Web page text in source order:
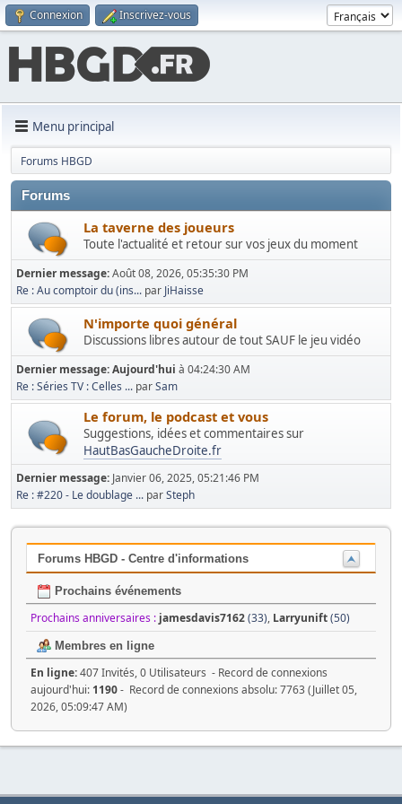
Connexion Inscrivez-vous
Menu principal
Forums HBGD
Forums
La taverne des joueurs
Toute l'actualité et retour sur vos jeux du moment
Dernier message:Août 08, 2026, 05:35:30 PM
Re : Au comptoir du (ins... par JiHaisse
N'importe quoi général
Discussions libres autour de tout SAUF le jeu vidéo
Dernier message:Aujourd'hui à 04:24:30 AM
Re : Séries TV : Celles ... parSam
Le forum, le podcast et vous
Suggestions, idées et commentaires sur
HautBasGaucheDroite.fr
Dernier message: Janvier 06, 2025, 05:21:46 PM
Re : #220 - Le doublage ... parSteph
Forums HBGD - Centre d'informations
Prochains événements
Prochains anniversaires : jamesdavis7162(33), Larryunift(50)
Membres en ligne
En ligne:407 Invités, 0 Utilisateurs - Record de connexions
aujourd'hui: 1190- Record de connexions absolu: 7763 (Juillet 05,
2026, 05:09:47 AM)